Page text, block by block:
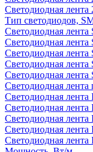
Светодиодная лента
Тип светодиодов,
Cветодиодная
Светодиодная лента
Светодиодная лента
Светодиодная лента
Светодиодная лента
Светодиодная
Светодиодная лента
Светодиодная лента
Светодиодная лента
Светодиодная лента
Светодиодная лента